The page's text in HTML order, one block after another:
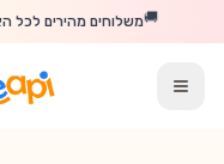
דלג לתוכן הראשי
🚚משלוחים מהירים לכל